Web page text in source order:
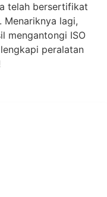
telah bersertifikat
Menariknya lagi,
mengantongi ISO
peralatan